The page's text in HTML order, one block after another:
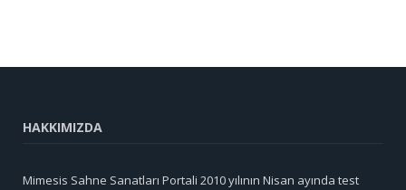
HAKKIMIZDA
Mimesis Sahne Sanatları Portali 2010 yılının Nisan ayında test